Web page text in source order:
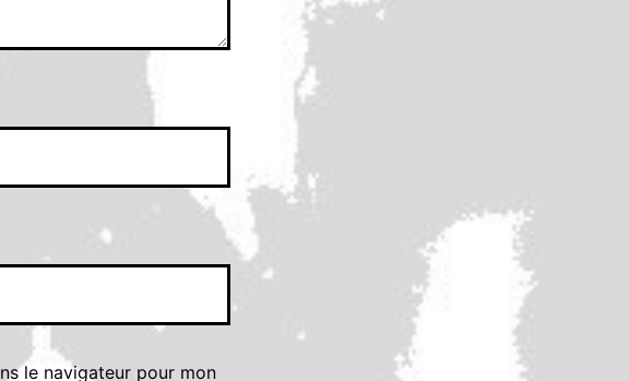
le navigateur pour mon